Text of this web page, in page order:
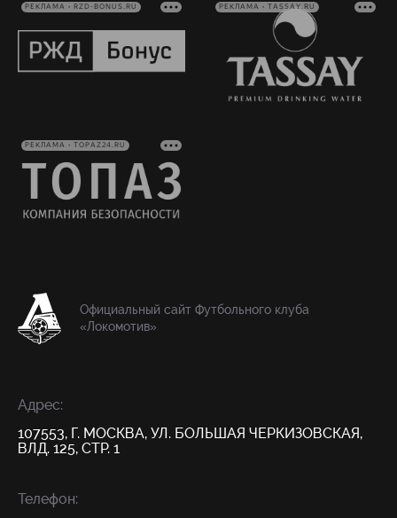
РЕКЛАМА • RZD-BONUS.RU РЕКЛАМА • TASSAY.RU
РЕКЛАМА • TOPAZ24.RU
Официальный сайт Футбольного клуба
«Локомотив»
Адрес:
107553, Г. МОСКВА, УЛ. БОЛЬШАЯ ЧЕРКИЗОВСКАЯ,
ВЛД. 125, СТР. 1
Телефон: